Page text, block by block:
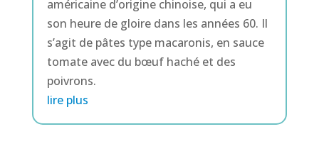
américaine d’origine chinoise, qui a eu
son heure de gloire dans les années 60. Il
s’agit de pâtes type macaronis, en sauce
tomate avec du bœuf haché et des
poivrons.
lire plus